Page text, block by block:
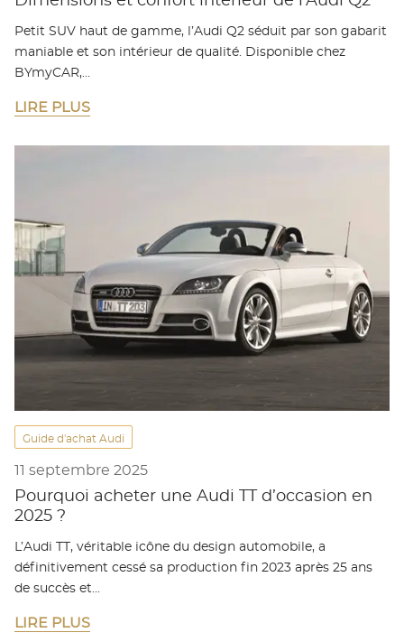
Petit SUV haut de gamme, l’Audi Q2 séduit par son gabarit
maniable et son intérieur de qualité. Disponible chez
BYmyCAR,…
LIRE PLUS
Guide d'achat Audi
11 septembre 2025
Pourquoi acheter une Audi TT d’occasion en
2025 ?
L’Audi TT, véritable icône du design automobile, a
définitivement cessé sa production fin 2023 après 25 ans
de succès et…
LIRE PLUS